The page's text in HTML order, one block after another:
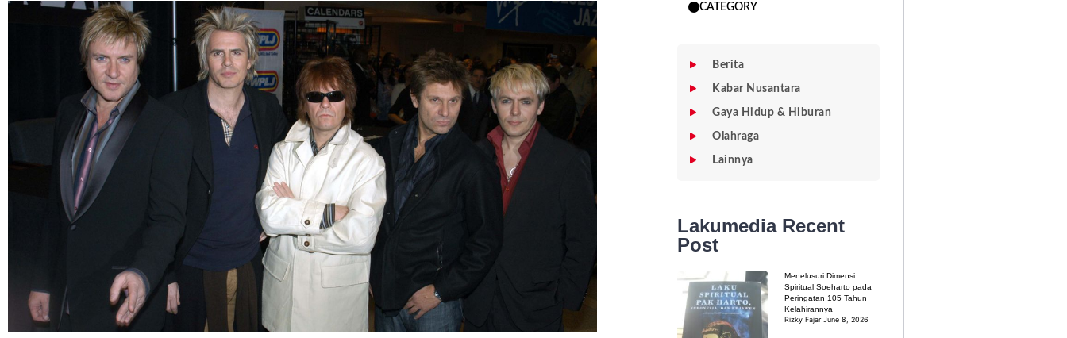
CATEGORY
Berita
Kabar Nusantara
Gaya Hidup & Hiburan
Olahraga
Lainnya
Lakumedia Recent
Post
Menelusuri Dimensi
Spiritual Soeharto pada
Peringatan 105 Tahun
Kelahirannya
Rizky FajarJune 8, 2026